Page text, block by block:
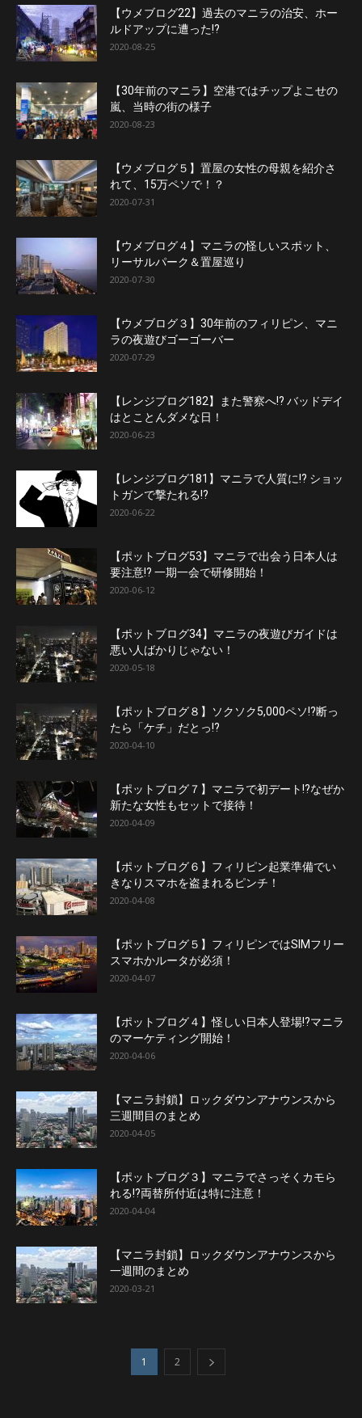
【ウメブログ22】過去のマニラの治安、ホー
ルドアップに遭った!?
2020-08-25
【30年前のマニラ】空港ではチップよこせの
嵐、当時の街の様子
2020-08-23
【ウメブログ５】置屋の女性の母親を紹介さ
れて、15万ペソで！？
2020-07-31
【ウメブログ４】マニラの怪しいスポット、
リーサルパーク＆置屋巡り
2020-07-30
【ウメブログ３】30年前のフィリピン、マニ
ラの夜遊びゴーゴーバー
2020-07-29
【レンジブログ182】また警察へ!? バッドデイ
はとことんダメな日！
2020-06-23
【レンジブログ181】マニラで人質に!? ショッ
トガンで撃たれる!?
2020-06-22
【ポットブログ53】マニラで出会う日本人は
要注意!? 一期一会で研修開始！
2020-06-12
【ポットブログ34】マニラの夜遊びガイドは
悪い人ばかりじゃない！
2020-05-18
【ポットブログ８】ソクソク5,000ペソ!?断っ
たら「ケチ」だとっ!?
2020-04-10
【ポットブログ７】マニラで初デート!?なぜか
新たな女性もセットで接待！
2020-04-09
【ポットブログ６】フィリピン起業準備でい
きなりスマホを盗まれるピンチ！
2020-04-08
【ポットブログ５】フィリピンではSIMフリー
スマホかルータが必須！
2020-04-07
【ポットブログ４】怪しい日本人登場!?マニラ
のマーケティング開始！
2020-04-06
【マニラ封鎖】ロックダウンアナウンスから
三週間目のまとめ
2020-04-05
【ポットブログ３】マニラでさっそくカモら
れる!?両替所付近は特に注意！
2020-04-04
【マニラ封鎖】ロックダウンアナウンスから
一週間のまとめ
2020-03-21
1 2